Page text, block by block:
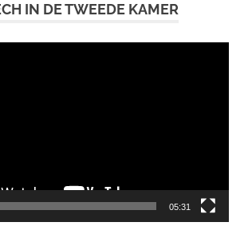
IN DE TWEEDE KAMER
05:31